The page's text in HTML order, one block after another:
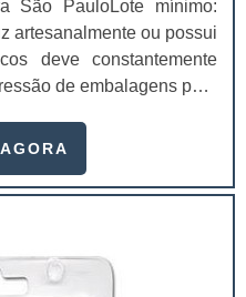
São PauloLote mínimo:
artesanalmente ou possui
deve constantemente
de embalagens para
para quem está no
assim, as embalagens